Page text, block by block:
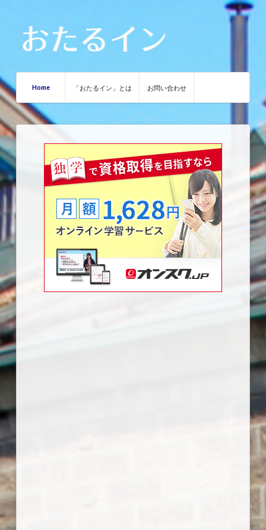
Home 「おたるイン」とは お問い合わせ